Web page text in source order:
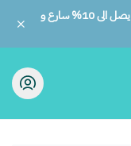
ويا متجر الطائر السابع توفير أكبر مع كاش باك يصل الى 10% سارع و